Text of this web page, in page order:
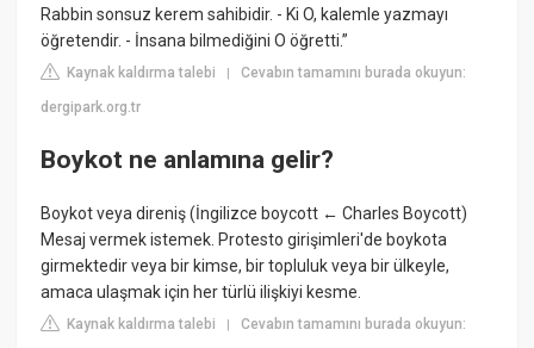
Rabbin sonsuz kerem sahibidir. - Ki O, kalemle yazmayı
öğretendir. - İnsana bilmediğini O öğretti.”
Kaynak kaldırma talebi |Cevabın tamamını burada okuyun:
dergipark.org.tr
Boykot ne anlamına gelir?
Boykot veya direniş (İngilizce boycott ← Charles Boycott)
Mesaj vermek istemek. Protesto girişimleri'de boykota
girmektedir veya bir kimse, bir topluluk veya bir ülkeyle,
amaca ulaşmak için her türlü ilişkiyi kesme.
Kaynak kaldırma talebi |Cevabın tamamını burada okuyun: